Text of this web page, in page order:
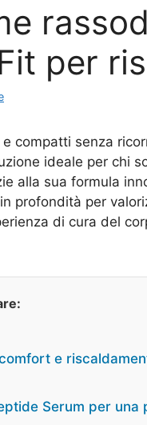
per
compatti senza
ideale per chi
alla sua formula
profondità per
di cura del
e
Serum per